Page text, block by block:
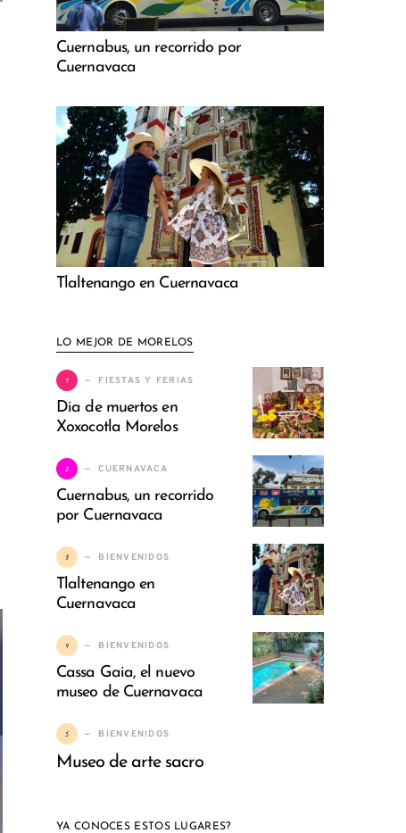
Cuernabus, un recorrido por
Cuernavaca
Tlaltenango en Cuernavaca
LO MEJOR DE MORELOS
1 FIESTAS Y FERIAS
Dia de muertos en
Xoxocotla Morelos
2 CUERNAVACA
Cuernabus, un recorrido
por Cuernavaca
3 BIENVENIDOS
Tlaltenango en
Cuernavaca
4 BIENVENIDOS
Cassa Gaia, el nuevo
museo de Cuernavaca
5 BIENVENIDOS
Museo de arte sacro
YA CONOCES ESTOS LUGARES?